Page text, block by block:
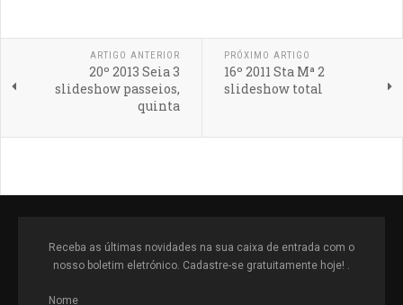
ARTIGO ANTERIOR
20º 2013 Seia 3
slideshow passeios,
quinta
PRÓXIMO ARTIGO
16º 2011 Sta Mª 2
slideshow total
Receba as últimas novidades na sua caixa de entrada com o
nosso boletim eletrónico. Cadastre-se gratuitamente hoje! .